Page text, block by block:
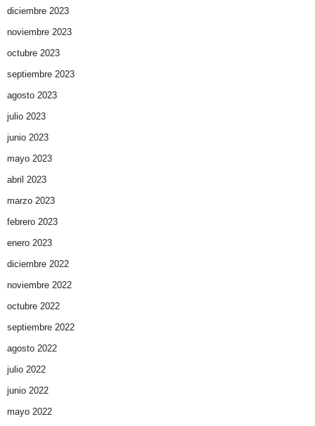
diciembre 2023
noviembre 2023
octubre 2023
septiembre 2023
agosto 2023
julio 2023
junio 2023
mayo 2023
abril 2023
marzo 2023
febrero 2023
enero 2023
diciembre 2022
noviembre 2022
octubre 2022
septiembre 2022
agosto 2022
julio 2022
junio 2022
mayo 2022